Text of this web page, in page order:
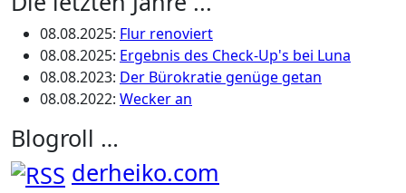
08.08.2025: Flur renoviert
08.08.2025: Ergebnis des Check-Up's bei Luna
08.08.2023: Der Bürokratie genüge getan
08.08.2022: Wecker an
Blogroll …
derheiko.com